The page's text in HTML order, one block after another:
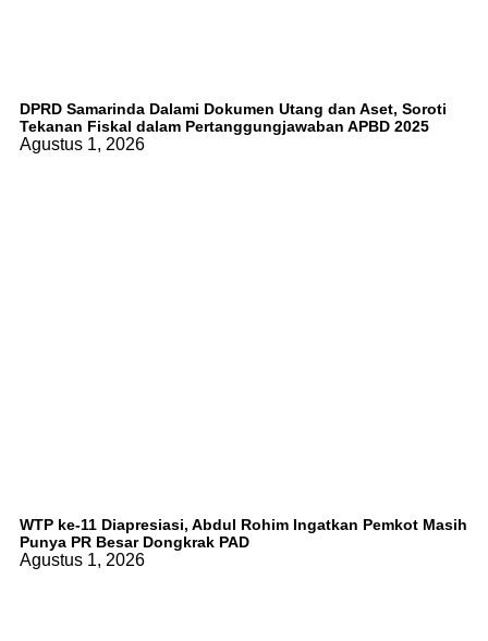
DPRD Samarinda Dalami Dokumen Utang dan Aset, Soroti
Tekanan Fiskal dalam Pertanggungjawaban APBD 2025
Agustus 1, 2026
WTP ke-11 Diapresiasi, Abdul Rohim Ingatkan Pemkot Masih
Punya PR Besar Dongkrak PAD
Agustus 1, 2026